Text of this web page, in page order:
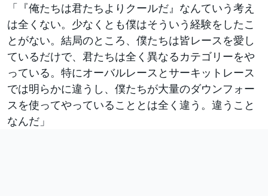
「『俺たちは君たちよりクールだ』なんていう考え
は全くない。少なくとも僕はそういう経験をしたこ
とがない。結局のところ、僕たちは皆レースを愛し
ているだけで、君たちは全く異なるカテゴリーをや
っている。特にオーバルレースとサーキットレース
では明らかに違うし、僕たちが大量のダウンフォー
スを使ってやっていることとは全く違う。違うこと
なんだ」